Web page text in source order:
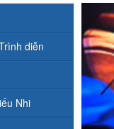
diễn
Nhi